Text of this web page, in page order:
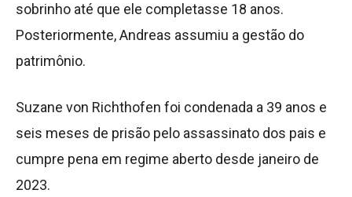
sobrinho até que ele completasse 18 anos.
Posteriormente, Andreas assumiu a gestão do
patrimônio.
Suzane von Richthofen foi condenada a 39 anos e
seis meses de prisão pelo assassinato dos pais e
cumpre pena em regime aberto desde janeiro de
2023.